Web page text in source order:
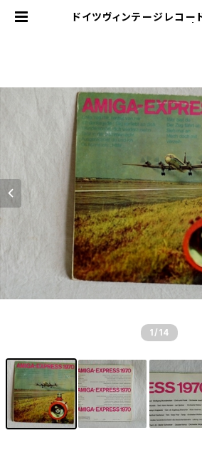
ドイツヴィンテージレコ
1 /14